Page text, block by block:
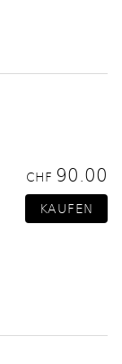
CHF 90.00